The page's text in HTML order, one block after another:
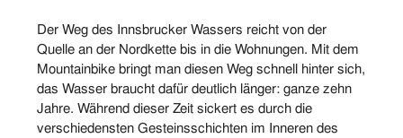
Der Weg des Innsbrucker Wassers reicht von der
Quelle an der Nordkette bis in die Wohnungen. Mit dem
Mountainbike bringt man diesen Weg schnell hinter sich,
das Wasser braucht dafür deutlich länger: ganze zehn
Jahre. Während dieser Zeit sickert es durch die
verschiedensten Gesteinsschichten im Inneren des